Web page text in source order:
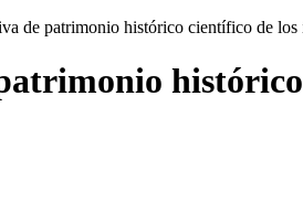
de patrimonio histórico científico de